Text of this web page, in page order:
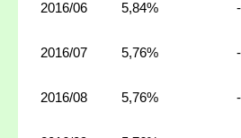
2016/06 5,84%
2016/07 5,76%
2016/08 5,76%